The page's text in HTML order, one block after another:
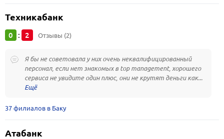
Техникабанк
0 : 2 Отзывы (2)
Я бы не советовала у них очень неквалифицированный
персонал, если нет знакомых в top management, хорошего
сервиса не увидите один плюс, они не крутят деньги как...
37 филиалов в Баку
Атабанк